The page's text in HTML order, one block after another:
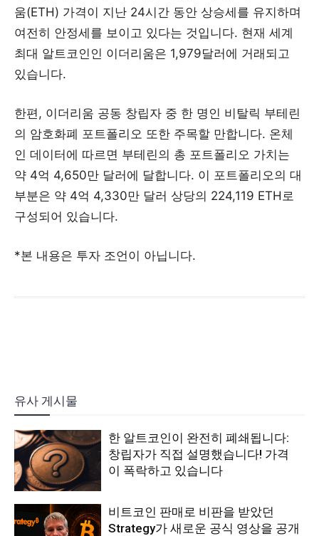
움(ETH) 가격이 지난 24시간 동안 상승세를 유지하며
여전히 안정세를 보이고 있다는 것입니다. 현재 세계
최대 알트코인인 이더리움은 1,979달러에 거래되고
있습니다.
한편, 이더리움 공동 창립자 중 한 명인 비탈릭 부테린
의 암호화폐 포트폴리오 또한 주목할 만합니다. 온체
인 데이터에 따르면 부테린의 총 포트폴리오 가치는
약 4억 4,650만 달러에 달합니다. 이 포트폴리오의 대
부분은 약 4억 4,330만 달러 상당의 224,119 ETH로
구성되어 있습니다.
*본 내용은 투자 조언이 아닙니다.
유사 게시물
한 알트코인이 완전히 폐쇄됩니다:
창립자가 직접 설명했습니다! 가격
이 폭락하고 있습니다
비트코인 판매로 비판을 받았던
Strategy가 새로운 공식 영상을 공개